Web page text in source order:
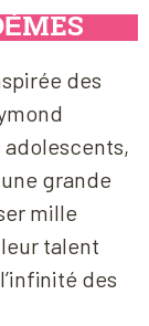
des
grande
mille
talent
des